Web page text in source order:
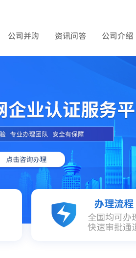
公司并购 资讯问答 公司介绍
办理流程
全国均可办
快速审批通